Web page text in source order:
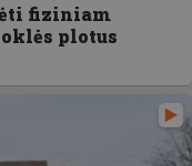
fiziniam
plotus